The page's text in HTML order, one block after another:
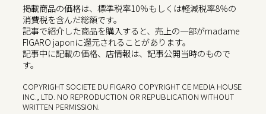
掲載商品の価格は、標準税率10％もしくは軽減税率8％の
消費税を含んだ総額です。
記事で紹介した商品を購入すると、売上の一部がmadame
FIGARO japonに還元されることがあります。
記事中に記載の価格、店情報は、記事公開当時のもので
す。
COPYRIGHT SOCIETE DU FIGARO COPYRIGHT CE MEDIA HOUSE
INC., LTD. NO REPRODUCTION OR REPUBLICATION WITHOUT
WRITTEN PERMISSION.